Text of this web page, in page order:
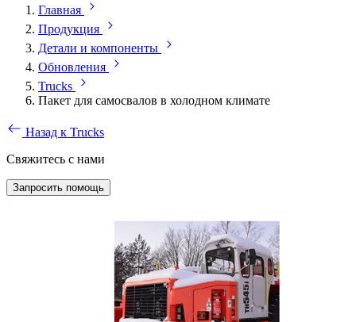
Главная
Продукция
Детали и компоненты
Обновления
Trucks
Пакет для самосвалов в холодном климате
Назад к Trucks
Свяжитесь с нами
Запросить помощь